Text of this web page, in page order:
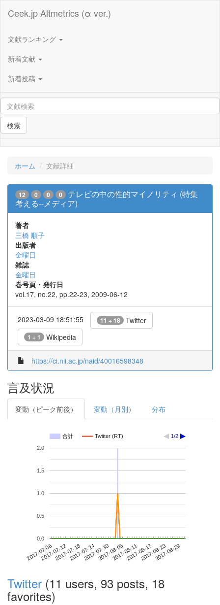
Ceek.jp Altmetrics (α ver.)
文献ランキング
新着文献
新着投稿
検索
ホーム 文献詳細
12 0 0 0
テレビの中の性的マイノリティ (特集
考える--メディア)
著者
三橋 順子
出版者
金曜日
雑誌
金曜日
巻号頁・発行日
vol.17, no.22, pp.22-23, 2009-06-12
2023-03-09 18:51:55 11 + 18 Twitter
1 + 1 Wikipedia
https://ci.nii.ac.jp/naid/40016598348
言及状況
変動（ピーク前後） 変動（月別） 分布
合計 Twitter (RT) 1/2
2017-07-062017-07-122017-07-182017-07-242017-07-302017-08-052017-08-112017-08-172017-08-232017-08-29
0.0
0.5
1.0
1.5
2.0
Twitter (11 users, 93 posts, 18
favorites)